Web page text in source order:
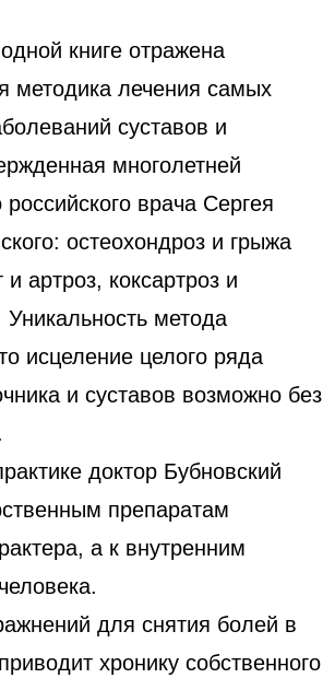
книге отражена
методика лечения самых
суставов и
многолетней
российского врача Сергея
остеохондроз и грыжа
артроз, коксартроз и
метода
исцеление целого ряда
и суставов возможно без
доктор Бубновский
препаратам
а к внутренним
для снятия болей в
хронику собственного